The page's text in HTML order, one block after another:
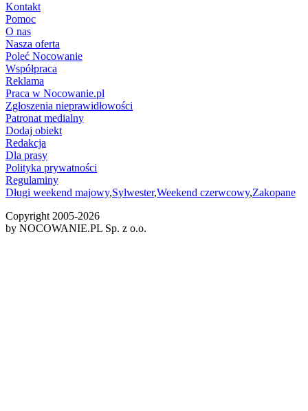
Kontakt
Pomoc
O nas
Nasza oferta
Poleć Nocowanie
Współpraca
Reklama
Praca w Nocowanie.pl
Zgłoszenia nieprawidłowości
Patronat medialny
Dodaj obiekt
Redakcja
Dla prasy
Polityka prywatności
Regulaminy
Długi weekend majowy,Sylwester,Weekend czerwcowy,Zakopane
Copyright 2005-2026
by NOCOWANIE.PL Sp. z o.o.